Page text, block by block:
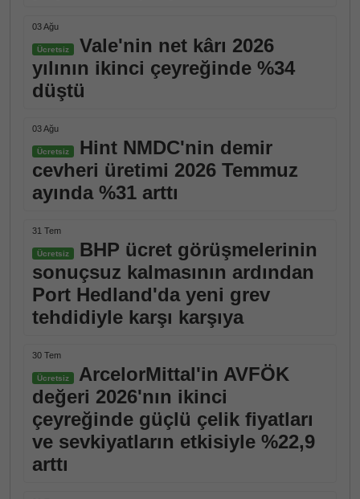
03 Ağu
Ücretsiz
Vale'nin net kârı 2026
yılının ikinci çeyreğinde %34
düştü
03 Ağu
Ücretsiz
Hint NMDC'nin demir
cevheri üretimi 2026 Temmuz
ayında %31 arttı
31 Tem
Ücretsiz
BHP ücret görüşmelerinin
sonuçsuz kalmasının ardından
Port Hedland'da yeni grev
tehdidiyle karşı karşıya
30 Tem
Ücretsiz
ArcelorMittal'in AVFÖK
değeri 2026'nın ikinci
çeyreğinde güçlü çelik fiyatları
ve sevkiyatların etkisiyle %22,9
arttı